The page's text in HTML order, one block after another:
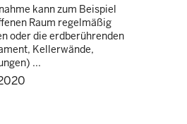
kann zum Beispiel
Raum regelmäßig
oder die erdberührenden
Kellerwände,
...